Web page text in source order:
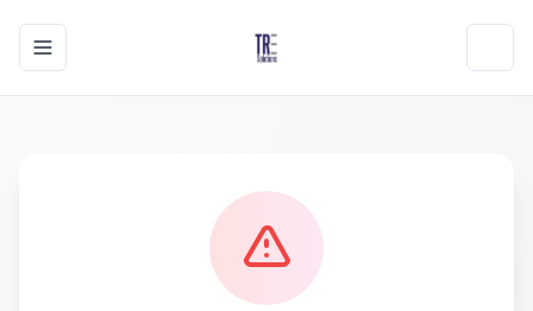
Toggle navigation menu